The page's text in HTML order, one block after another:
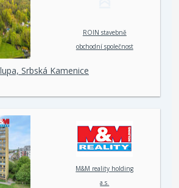
ROIN stavebně
obchodní společnost
Srbská Kamenice
M&M reality holding
a.s.